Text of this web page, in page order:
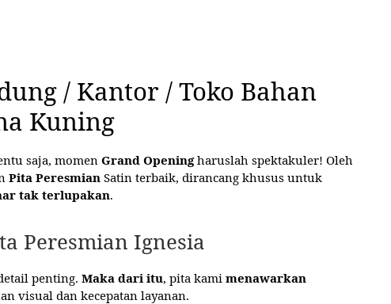
/ Kantor / Toko Bahan
Kuning
saja, momen Grand Openingharuslah spektakuler! Oleh
Pita Peresmian Satin terbaik, dirancang khusus untuk
tak terlupakan.
Peresmian Ignesia
penting. Maka dari itu, pita kami menawarkan
visual dan kecepatan layanan.